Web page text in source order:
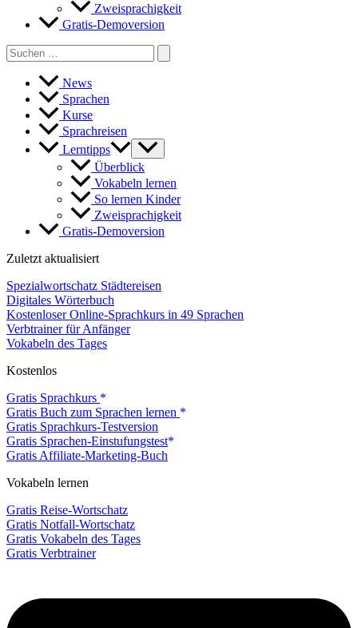
Zweisprachigkeit
Gratis-Demoversion
Search
for:
News
Sprachen
Kurse
Sprachreisen
Lerntipps
Überblick
Vokabeln lernen
So lernen Kinder
Zweisprachigkeit
Gratis-Demoversion
Zuletzt aktualisiert
Spezialwortschatz Städtereisen
Digitales Wörterbuch
Kostenloser Online-Sprachkurs in 49 Sprachen
Verbtrainer für Anfänger
Vokabeln des Tages
Kostenlos
Gratis Sprachkurs
Gratis Buch zum Sprachen lernen
Gratis Sprachkurs-Testversion
Gratis Sprachen-Einstufungstest
Gratis Affiliate-Marketing-Buch
Vokabeln lernen
Gratis Reise-Wortschatz
Gratis Notfall-Wortschatz
Gratis Vokabeln des Tages
Gratis Verbtrainer